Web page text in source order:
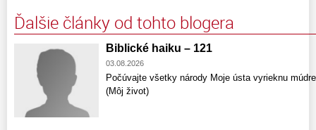
Ďalšie články od tohto blogera
Biblické haiku – 121
03.08.2026
Počúvajte všetky národy Moje ústa vyrieknu
(Môj život)